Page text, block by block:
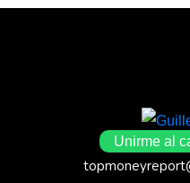
Unirme al